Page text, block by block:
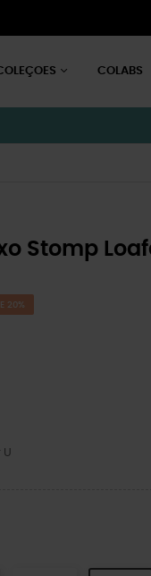
COLABS
Stomp
20%
U